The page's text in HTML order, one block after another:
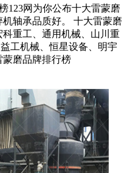
123网为你公布十大雷蒙磨
轴承品质好。 十大雷蒙磨
重工、通用机械、山川重
工机械、恒星设备、明宇
磨品牌排行榜